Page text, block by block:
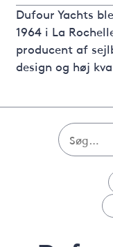
Dufour Yachts
1964 i La
producent af
design og høj